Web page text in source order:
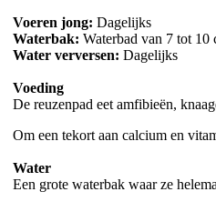
Voeren jong: Dagelijks
Waterbak: Waterbad van 7 tot 10
Water verversen: Dagelijks
Voeding
De reuzenpad eet amfibieën,
Om een tekort aan calcium en
Water
Een grote waterbak waar ze